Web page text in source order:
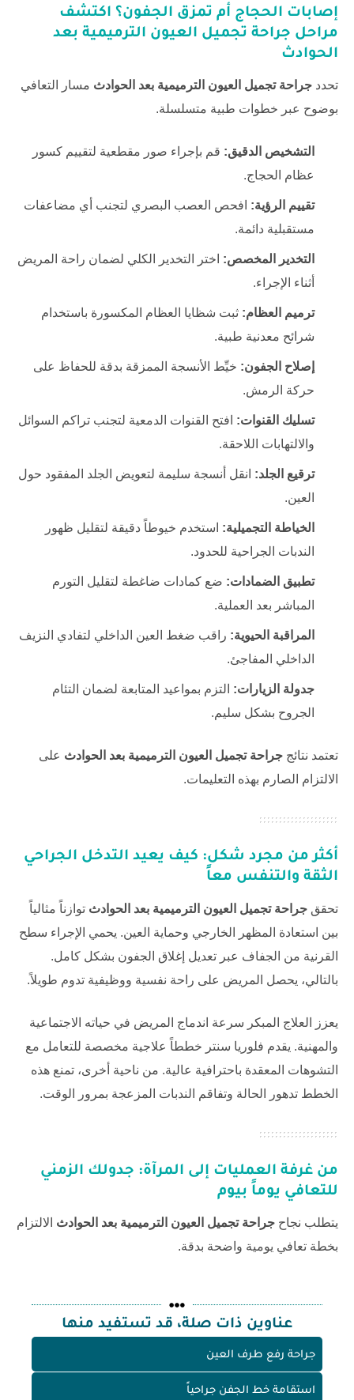
إصابات الحجاج أم تمزق الجفون؟ اكتشف
مراحل جراحة تجميل العيون الترميمية بعد
الحوادث
تحدد جراحة تجميل العيون الترميمية بعد الحوادث مسار التعافي
بوضوح عبر خطوات طبية متسلسلة.
التشخيص الدقيق: قم بإجراء صور مقطعية لتقييم كسور
عظام الحجاج.
تقييم الرؤية: افحص العصب البصري لتجنب أي مضاعفات
مستقبلية دائمة.
التخدير المخصص: اختر التخدير الكلي لضمان راحة المريض
أثناء الإجراء.
ترميم العظام: ثبت شظايا العظام المكسورة باستخدام
شرائح معدنية طبية.
إصلاح الجفون: خيِّط الأنسجة الممزقة بدقة للحفاظ على
حركة الرمش.
تسليك القنوات: افتح القنوات الدمعية لتجنب تراكم السوائل
والالتهابات اللاحقة.
ترقيع الجلد: انقل أنسجة سليمة لتعويض الجلد المفقود حول
العين.
الخياطة التجميلية: استخدم خيوطاً دقيقة لتقليل ظهور
الندبات الجراحية للحدود.
تطبيق الضمادات: ضع كمادات ضاغطة لتقليل التورم
المباشر بعد العملية.
المراقبة الحيوية: راقب ضغط العين الداخلي لتفادي النزيف
الداخلي المفاجئ.
جدولة الزيارات: التزم بمواعيد المتابعة لضمان التئام
الجروح بشكل سليم.
تعتمد نتائج جراحة تجميل العيون الترميمية بعد الحوادث على
الالتزام الصارم بهذه التعليمات.
أكثر من مجرد شكل: كيف يعيد التدخل الجراحي
الثقة والتنفس معاً
تحقق جراحة تجميل العيون الترميمية بعد الحوادث توازناً مثالياً
بين استعادة المظهر الخارجي وحماية العين. يحمي الإجراء سطح
القرنية من الجفاف عبر تعديل إغلاق الجفون بشكل كامل.
بالتالي، يحصل المريض على راحة نفسية ووظيفية تدوم طويلاً.
يعزز العلاج المبكر سرعة اندماج المريض في حياته الاجتماعية
والمهنية. يقدم فلوريا سنتر خططاً علاجية مخصصة للتعامل مع
التشوهات المعقدة باحترافية عالية. من ناحية أخرى، تمنع هذه
الخطط تدهور الحالة وتفاقم الندبات المزعجة بمرور الوقت.
من غرفة العمليات إلى المرآة: جدولك الزمني
للتعافي يوماً بيوم
يتطلب نجاح جراحة تجميل العيون الترميمية بعد الحوادث الالتزام
بخطة تعافي يومية واضحة بدقة.
عناوين ذات صلة، قد تستفيد منها
جراحة رفع طرف العين
استقامة خط الجفن جراحياً